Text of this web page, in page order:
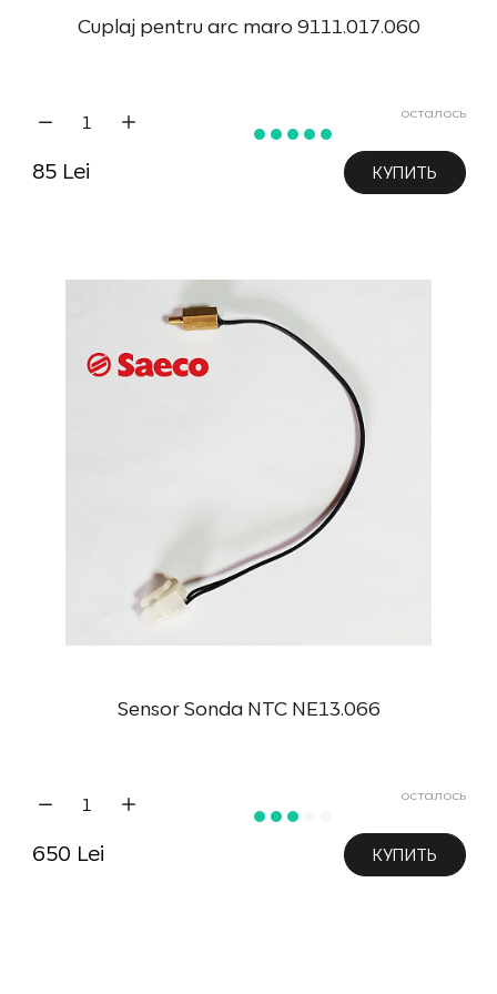
Cuplaj pentru arc maro 9111.017.060
осталось
85 Lei КУПИТЬ
Sensor Sonda NTC NE13.066
осталось
650 Lei КУПИТЬ